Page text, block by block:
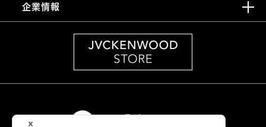
企業情報